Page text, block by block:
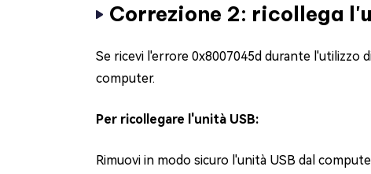
Correzione 2: ricollega
Se ricevi l'errore 0x8007045d durante l'utilizzo
computer.
Per ricollegare l'unità USB:
Rimuovi in modo sicuro l'unità USB dal